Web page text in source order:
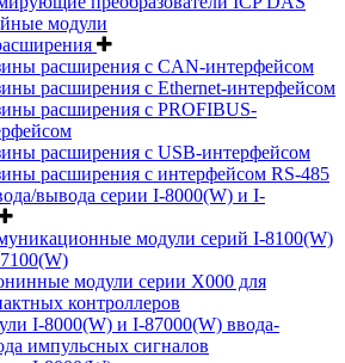
модули
расширения с CAN-интерфейсом
расширения с Ethernet-интерфейсом
расширения с PROFIBUS-
расширения с USB-интерфейсом
расширения с интерфейсом RS-485
вывода серии I-8000(W) и I-
модули серий I-8100(W)
модули серии X000 для
контроллеров
I-8000(W) и I-87000(W) ввода-
импульсных сигналов